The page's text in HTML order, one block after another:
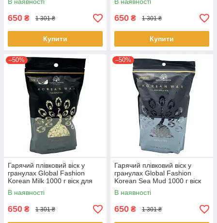
650 ₴ 1 301 ₴
Купити
650 ₴ 1 301 ₴
Купити
–50%
Гарячий плівковий віск у
гранулах Global Fashion
Korean Milk 1000 г віск для
депіляції обличчя та тіла
В наявності
650 ₴ 1 301 ₴
–50%
Гарячий плівковий віск у
гранулах Global Fashion
Korean Sea Mud 1000 г віск
для депіляції обличчя та тіла
В наявності
650 ₴ 1 301 ₴